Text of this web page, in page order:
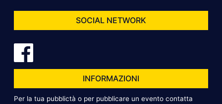
SOCIAL NETWORK
INFORMAZIONI
Per la tua pubblictà o per pubblicare un evento contatta